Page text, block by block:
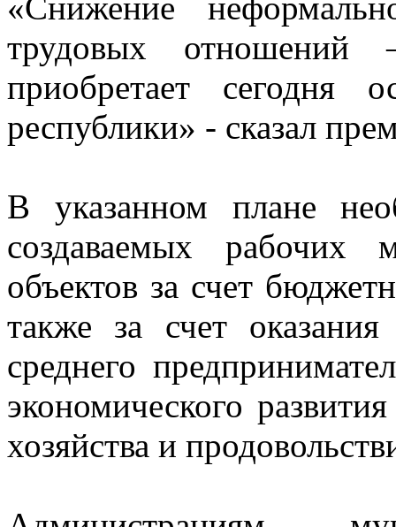
трудовых отношений
приобретает сегодня
республики» - сказал
В указанном плане
создаваемых рабочих
объектов за счет
также за счет
среднего
экономического
хозяйства и